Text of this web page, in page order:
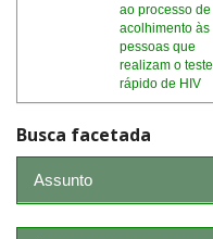
ao processo de
acolhimento às
pessoas que
realizam o teste
rápido de HIV
Busca facetada
Assunto